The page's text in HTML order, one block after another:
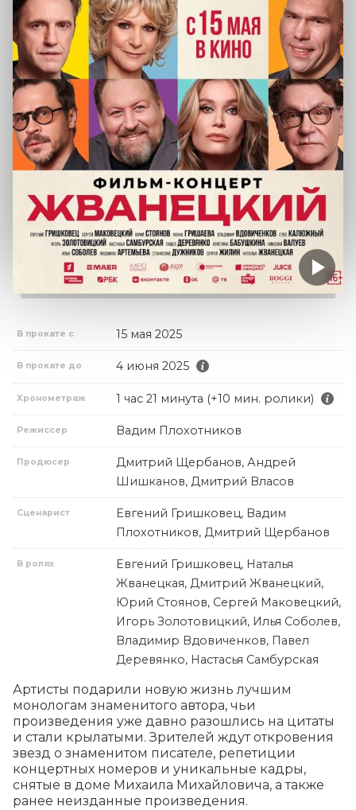
В прокате с 15 мая 2025
В прокате до 4 июня 2025
Хронометраж 1 час 21 минута (+10 мин. ролики)
Режиссер Вадим Плохотников
Продюсер
Дмитрий Щербанов, Андрей
Шишканов, Дмитрий Власов
Сценарист
Евгений Гришковец, Вадим
Плохотников, Дмитрий Щербанов
В ролях
Евгений Гришковец, Наталья
Жванецкая, Дмитрий Жванецкий,
Юрий Стоянов, Сергей Маковецкий,
Игорь Золотовицкий, Илья Соболев,
Владимир Вдовиченков, Павел
Деревянко, Настасья Самбурская
Артисты подарили новую жизнь лучшим
монологам знаменитого автора, чьи
произведения уже давно разошлись на цитаты
и стали крылатыми. Зрителей ждут откровения
звезд о знаменитом писателе, репетиции
концертных номеров и уникальные кадры,
снятые в доме Михаила Михайловича, а также
ранее неизданные произведения.